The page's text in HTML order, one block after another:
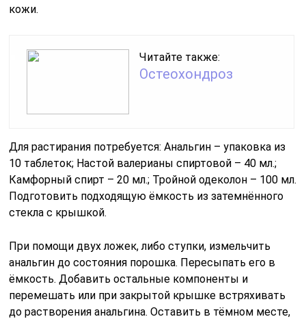
кожи.
Читайте также:
Остеохондроз
Для растирания потребуется: Анальгин – упаковка из
10 таблеток; Настой валерианы спиртовой – 40 мл.;
Камфорный спирт – 20 мл.; Тройной одеколон – 100 мл.
Подготовить подходящую ёмкость из затемнённого
стекла с крышкой.
При помощи двух ложек, либо ступки, измельчить
анальгин до состояния порошка. Пересыпать его в
ёмкость. Добавить остальные компоненты и
перемешать или при закрытой крышке встряхивать
до растворения анальгина. Оставить в тёмном месте,